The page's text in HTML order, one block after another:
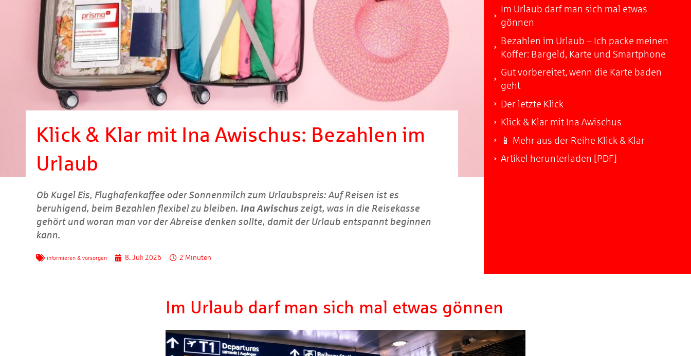
Klick & Klar mit Ina Awischus: Bezahlen im
Urlaub
Ob Kugel Eis, Flughafenkaffee oder Sonnenmilch zum Urlaubspreis: Auf Reisen ist es
beruhigend, beim Bezahlen flexibel zu bleiben. Ina Awischuszeigt, was in die Reisekasse
gehört und woran man vor der Abreise denken sollte, damit der Urlaub entspannt beginnen
kann.
informieren & vorsorgen 8. Juli 2026 2 Minuten
Im Urlaub darf man sich mal etwas
gönnen
Bezahlen im Urlaub – Ich packe meinen
Koffer: Bargeld, Karte und Smartphone
Gut vorbereitet, wenn die Karte baden
geht
Der letzte Klick
Klick & Klar mit Ina Awischus
📱 Mehr aus der Reihe Klick & Klar
Artikel herunterladen [PDF]
Im Urlaub darf man sich mal etwas gönnen